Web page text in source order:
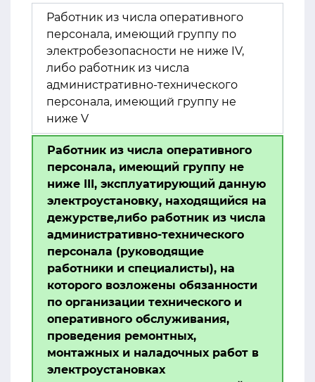
Работник из числа оперативного
персонала, имеющий группу по
электробезопасности не ниже IV,
либо работник из числа
административно-технического
персонала, имеющий группу не
ниже V
Работник из числа оперативного
персонала, имеющий группу не
ниже III, эксплуатирующий данную
электроустановку, находящийся на
дежурстве,либо работник из числа
административно-технического
персонала (руководящие
работники и специалисты), на
которого возложены обязанности
по организации технического и
оперативного обслуживания,
проведения ремонтных,
монтажных и наладочных работ в
электроустановках